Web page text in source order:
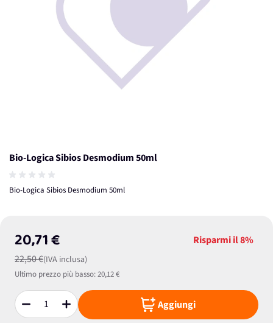
Bio-Logica Sibios Desmodium 50ml
Bio-Logica Sibios Desmodium 50ml
20,71 €
22,50 €(IVA inclusa)
Risparmi il8%
Ultimo prezzo più basso:20,12 €
Quantità Aggiungi